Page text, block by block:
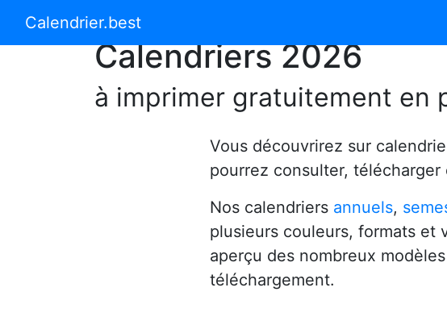
Calendrier.bestCalendrier 2024
Calendriers 2026
à imprimer gratuitement en
Vous découvrirez sur
pourrez consulter, télécharger
Nos calendriers annuels,
plusieurs couleurs, formats et
aperçu des nombreux
téléchargement.